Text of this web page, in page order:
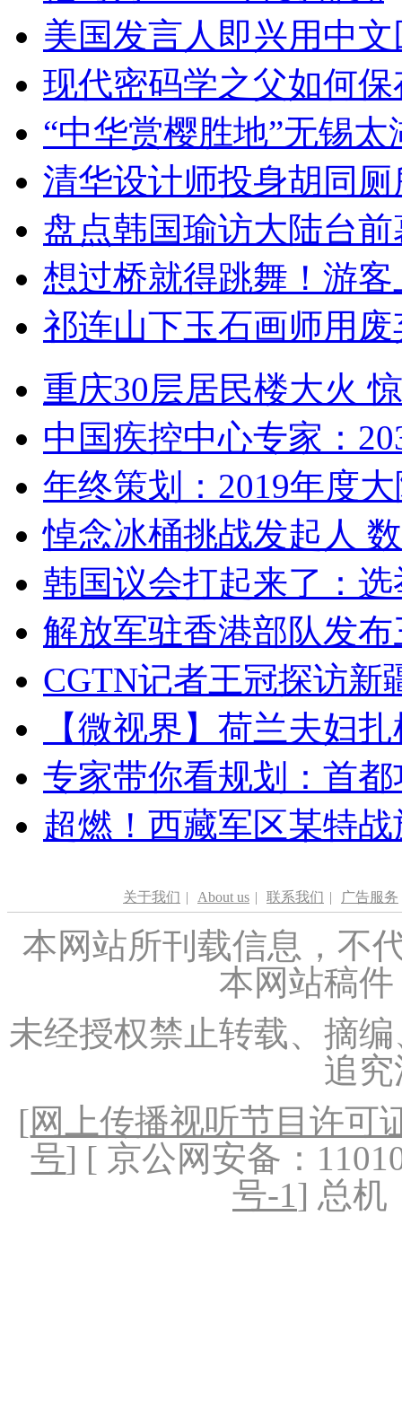
美国发言人即兴用中
现代密码学之父如何
“中华赏樱胜地”无锡
清华设计师投身胡同
盘点韩国瑜访大陆台
想过桥就得跳舞！游客
祁连山下玉石画师用
重庆30层居民楼大火
中国疾控中心专家：
年终策划：2019年度
悼念冰桶挑战发起人
韩国议会打起来了：
解放军驻香港部队发
CGTN记者王冠探访新
【微视界】荷兰夫妇
专家带你看规划：首
超燃！西藏军区某特
关于我们 | About us | 联系我们 | 广告服务
本网站所刊载信息，不
本网站稿
未经授权禁止转载、摘
追
[网上传播视听节目许可
号] [ 京公网安备：
号-1] 总机